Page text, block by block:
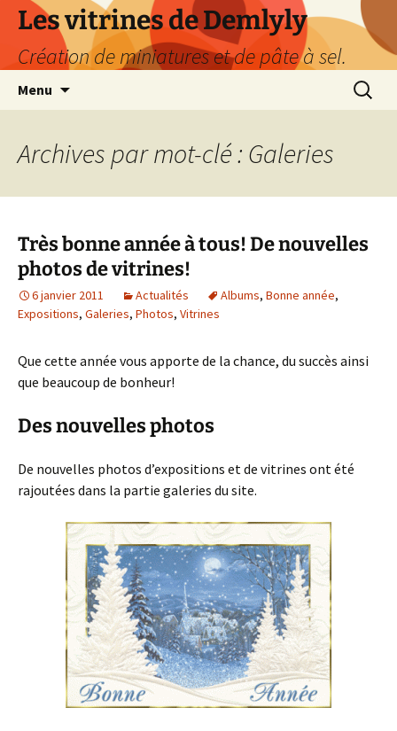
Les vitrines de Demlyly
Création de miniatures et de pâte à sel.
Menu
Archives par mot-clé : Galeries
Très bonne année à tous! De nouvelles
photos de vitrines!
6 janvier 2011 Actualités Albums, Bonne année,
Expositions, Galeries, Photos, Vitrines
Que cette année vous apporte de la chance, du succès ainsi
que beaucoup de bonheur!
Des nouvelles photos
De nouvelles photos d’expositions et de vitrines ont été
rajoutées dans la partie galeries du site.